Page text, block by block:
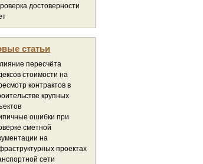
достоверности
статьи
пересчёта
стоимости на
контрактов в
крупных
ошибки при
сметной
на
проектах
сети